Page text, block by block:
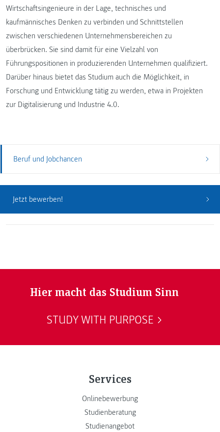
Beruf und Jobchancen
Jetzt bewerben!
Wirtschaftsingenieure in der Lage, technisches und
kaufmännisches Denken zu verbinden und Schnittstellen
zwischen verschiedenen Unternehmensbereichen zu
überbrücken. Sie sind damit für eine Vielzahl von
Führungspositionen in produzierenden Unternehmen qualifiziert.
Darüber hinaus bietet das Studium auch die Möglichkeit, in
Forschung und Entwicklung tätig zu werden, etwa in Projekten
zur Digitalisierung und Industrie 4.0.
Hier macht das Studium Sinn
STUDY WITH PURPOSE
Services
Onlinebewerbung
Studienberatung
Studienangebot